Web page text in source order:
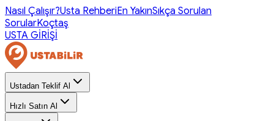
Nasıl Çalışır?Usta RehberiEn YakınSıkça Sorulan
SorularKoçtaş
USTA GİRİŞİ
Ustadan Teklif Al
Hızlı Satın Al